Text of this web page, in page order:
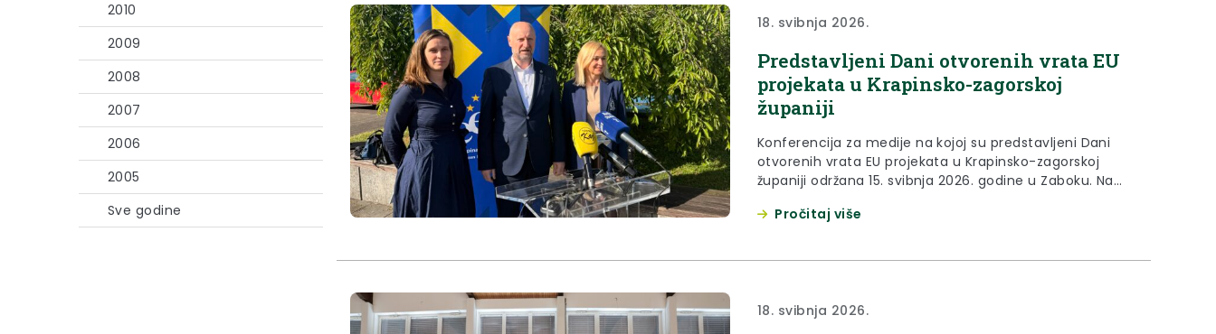
2010
2009
2008
2007
2006
2005
Sve godine
18. svibnja 2026.
Predstavljeni Dani otvorenih vrata EU
projekata u Krapinsko-zagorskoj
županiji
Konferencija za medije na kojoj su predstavljeni Dani
otvorenih vrata EU projekata u Krapinsko-zagorskoj
županiji održana 15. svibnja 2026. godine u Zaboku. Na
ravnateljica Zagorske razvojne agencije Karolina Barilar i
i EU fondove Vlatka Mlakar.
Pročitaj više
18. svibnja 2026.